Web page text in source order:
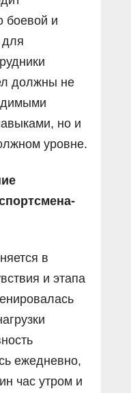
боевой и
для
должны не
но и
уровне.
в
и этапа
ежедневно,
час утром и